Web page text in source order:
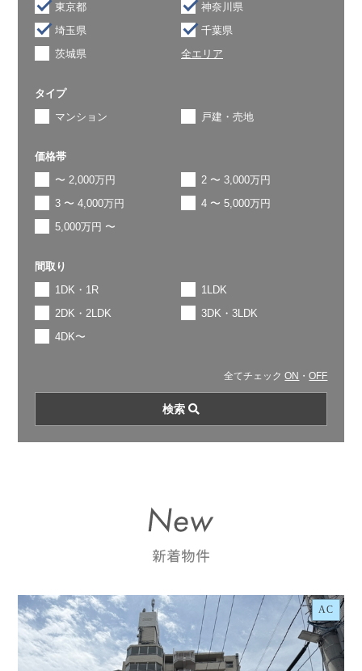
東京都
神奈川県
埼玉県
千葉県
茨城県
全エリア
タイプ
マンション
戸建・売地
価格帯
〜 2,000万円
2 〜 3,000万円
3 〜 4,000万円
4 〜 5,000万円
5,000万円 〜
間取り
1DK・1R
1LDK
2DK・2LDK
3DK・3LDK
4DK〜
全てチェックON ・OFF
AC